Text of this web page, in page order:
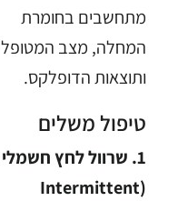
מתחשבים בחומרת
המחלה, מצב המטופל
ותוצאות הדופלקס.
טיפול משלים
1. שרוול לחץ חשמלי
(Intermittent